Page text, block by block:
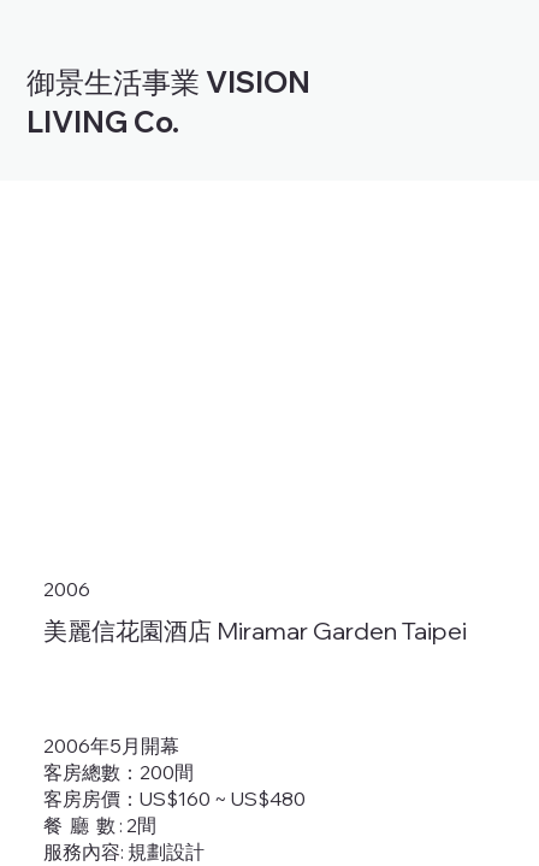
御景生活事業 VISION
LIVING Co.
美麗信花園酒店 Miramar Garden Taipei
2006
2006年5月開幕
客房總數：200間
客房房價：US$160 ~ US$480
餐 廳 數 : 2間
服務內容: 規劃設計